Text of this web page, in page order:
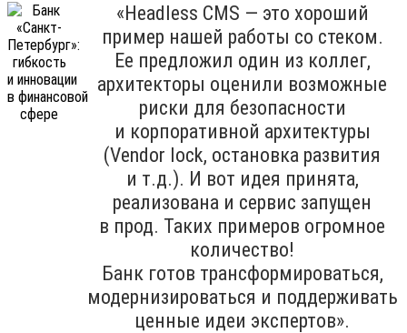
«Headless CMS — это хороший
пример нашей работы со стеком.
Ее предложил один из коллег,
архитекторы оценили возможные
риски для безопасности
и корпоративной архитектуры
(Vendor lock, остановка развития
и т.д.). И вот идея принята,
реализована и сервис запущен
в прод. Таких примеров огромное
количество!
Банк готов трансформироваться,
модернизироваться и поддерживать
ценные идеи экспертов».